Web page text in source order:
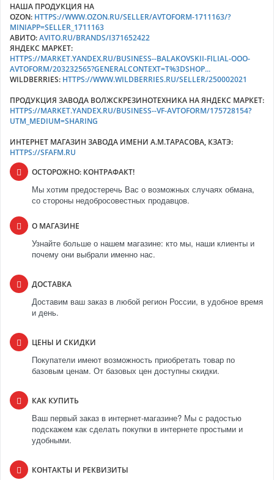
НАША ПРОДУКЦИЯ НА
OZON: HTTPS://WWW.OZON.RU/SELLER/AVTOFORM-1711163/?
MINIAPP=SELLER_1711163
АВИТО:AVITO.RU/BRANDS/I371652422
ЯНДЕКС МАРКЕТ:
HTTPS://MARKET.YANDEX.RU/BUSINESS--BALAKOVSKII-FILIAL-OOO-
AVTOFORM/203232565?GENERALCONTEXT=T%3DSHOP...
WILDBERRIES: HTTPS://WWW.WILDBERRIES.RU/SELLER/250002021
ПРОДУКЦИЯ ЗАВОДА ВОЛЖСКРЕЗИНОТЕХНИКА НА ЯНДЕКС МАРКЕТ:
HTTPS://MARKET.YANDEX.RU/BUSINESS--VF-AVTOFORM/175728154?
UTM_MEDIUM=SHARING
ИНТЕРНЕТ МАГАЗИН ЗАВОДА ИМЕНИ А.М.ТАРАСОВА, КЗАТЭ:
HTTPS://SFAFM.RU
ОСТОРОЖНО: КОНТРАФАКТ!
Мы хотим предостеречь Вас о возможных случаях обмана,
со стороны недобросовестных продавцов.
О МАГАЗИНЕ
Узнайте больше о нашем магазине: кто мы, наши клиенты и
почему они выбрали именно нас.
ДОСТАВКА
Доставим ваш заказ в любой регион России, в удобное время
и день.
ЦЕНЫ И СКИДКИ
Покупатели имеют возможность приобретать товар по
базовым ценам. От базовых цен доступны скидки.
КАК КУПИТЬ
Ваш первый заказ в интернет-магазине? Мы с радостью
подскажем как сделать покупки в интернете простыми и
удобными.
КОНТАКТЫ И РЕКВИЗИТЫ